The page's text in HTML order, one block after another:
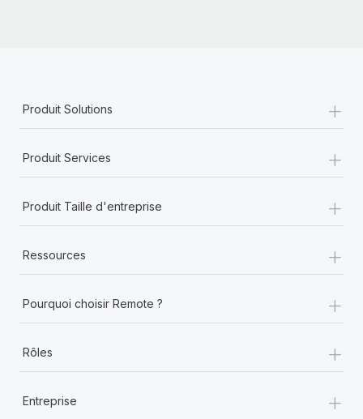
Produit Solutions +
Produit Services +
Produit Taille d'entreprise +
Ressources +
Pourquoi choisir Remote ? +
Rôles +
Entreprise +